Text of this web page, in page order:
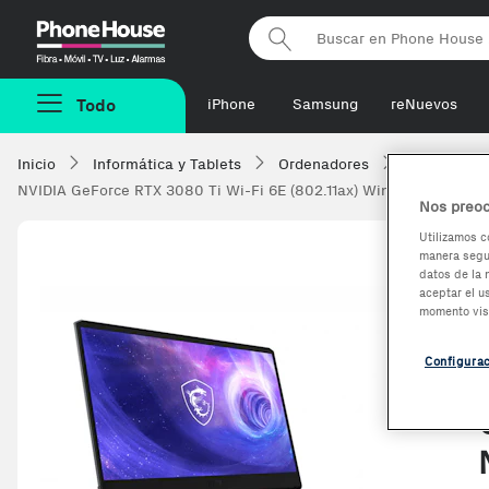
Phonehouse
Todo iPhone Samsung reNuevos
Inicio Informática y Tablets Ordenadores
NVIDIA GeForce RTX 3080 Ti Wi-Fi 6E (802.11ax) Windows 11 Pro
Nos
Utilizamos
manera
datos de la
aceptar el
momento